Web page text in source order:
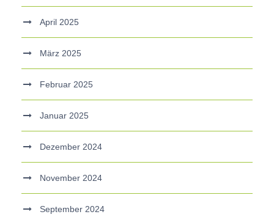
April 2025
März 2025
Februar 2025
Januar 2025
Dezember 2024
November 2024
September 2024